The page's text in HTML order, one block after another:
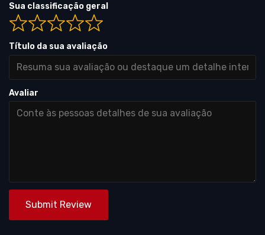
Sua classificação geral
Título da sua avaliação
Avaliar
Submit Review